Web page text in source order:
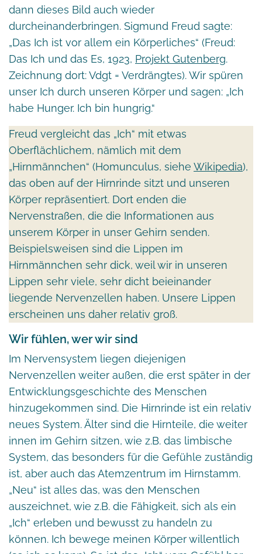
dann dieses Bild auch wieder
durcheinanderbringen. Sigmund Freud sagte:
„Das Ich ist vor allem ein Körperliches“ (Freud:
Das Ich und das Es, 1923, Projekt Gutenberg.
Zeichnung dort: Vdgt = Verdrängtes). Wir spüren
unser Ich durch unseren Körper und sagen: „Ich
habe Hunger. Ich bin hungrig.“
Freud vergleicht das „Ich“ mit etwas
Oberflächlichem, nämlich mit dem
„Hirnmännchen“ (Homunculus, siehe Wikipedia),
das oben auf der Hirnrinde sitzt und unseren
Körper repräsentiert. Dort enden die
Nervenstraßen, die die Informationen aus
unserem Körper in unser Gehirn senden.
Beispielsweisen sind die Lippen im
Hirnmännchen sehr dick, weil wir in unseren
Lippen sehr viele, sehr dicht beieinander
liegende Nervenzellen haben. Unsere Lippen
erscheinen uns daher relativ groß.
Wir fühlen, wer wir sind
Im Nervensystem liegen diejenigen
Nervenzellen weiter außen, die erst später in der
Entwicklungsgeschichte des Menschen
hinzugekommen sind. Die Hirnrinde ist ein relativ
neues System. Älter sind die Hirnteile, die weiter
innen im Gehirn sitzen, wie z.B. das limbische
System, das besonders für die Gefühle zuständig
ist, aber auch das Atemzentrum im Hirnstamm.
„Neu“ ist alles das, was den Menschen
auszeichnet, wie z.B. die Fähigkeit, sich als ein
„Ich“ erleben und bewusst zu handeln zu
können. Ich bewege meinen Körper willentlich